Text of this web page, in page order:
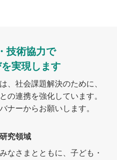
技術協力で
実現します
、社会課題解決のために、
の連携を強化しています。
ナーからお願いします。
究領域
なさまとともに、子ども・